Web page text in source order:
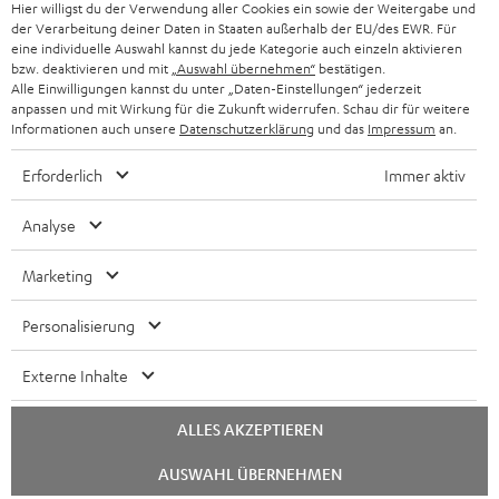
BLUETOOTH-KOPFHÖRER
STEREOANLAGEN
LAUTSPRECHER
ULTIMA-SERIE
IN-EAR-KOPFHÖRER
FANSHOP
NEUHEITEN
NEWSLETTER
STORES
DEINE VORTEILE BEI TEUFEL
UNSER MANAGEMENT
NACHHALTIGKEIT
UNSERE WERTE
BILDUNGSRABATT
BELGIEN
FRANKREICH
POLEN
SPANIEN
ITALIEN
Technische Änderungen, Tippfehler und Irrtum vorbehalten. Das auf unseren
Fotos abgebildete Zubehör ist nicht im Lieferumfang enthalten. Etwaige
Entsorgungsgebühren für Batterien sind im Preis inbegriffen.
Impressum AGB Datenschutz Daten-Einstellungen EU Data Act
Hier willigst du der Verwendung aller Cookies ein sowie der Weitergabe und
der Verarbeitung deiner Daten in Staaten außerhalb der EU/des EWR. Für
eine individuelle Auswahl kannst du jede Kategorie auch einzeln aktivieren
bzw. deaktivieren und mit „Auswahl übernehmen“ bestätigen.
Alle Einwilligungen kannst du unter „Daten-Einstellungen“ jederzeit
anpassen und mit Wirkung für die Zukunft widerrufen. Schau dir für weitere
Informationen auch unsere Datenschutzerklärung und das Impressum an.
Erforderlich Immer aktiv
Analyse
Marketing
Personalisierung
Externe Inhalte
ALLES AKZEPTIEREN
AUSWAHL ÜBERNEHMEN